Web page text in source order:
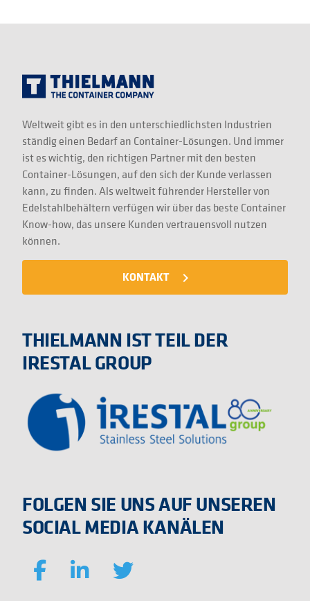
Weltweit gibt es in den unterschiedlichsten Industrien
ständig einen Bedarf an Container-Lösungen. Und immer
ist es wichtig, den richtigen Partner mit den besten
Container-Lösungen, auf den sich der Kunde verlassen
kann, zu finden. Als weltweit führender Hersteller von
Edelstahlbehältern verfügen wir über das beste Container
Know-how, das unsere Kunden vertrauensvoll nutzen
können.
KONTAKT navigate_next
THIELMANN IST TEIL DER
IRESTAL GROUP
FOLGEN SIE UNS AUF UNSEREN
SOCIAL MEDIA KANÄLEN